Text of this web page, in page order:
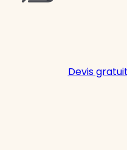
Devis